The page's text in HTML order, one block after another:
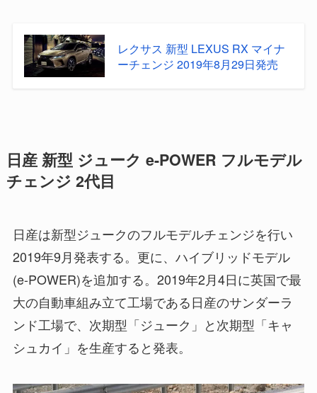
レクサス 新型 LEXUS RX マイナ
ーチェンジ 2019年8月29日発売
日産 新型 ジューク e-POWER フルモデル
チェンジ 2代目
日産は新型ジュークのフルモデルチェンジを行い
2019年9月発表する。更に、ハイブリッドモデル
(e-POWER)を追加する。2019年2月4日に英国で最
大の自動車組み立て工場である日産のサンダーラ
ンド工場で、次期型「ジューク」と次期型「キャ
シュカイ」を生産すると発表。